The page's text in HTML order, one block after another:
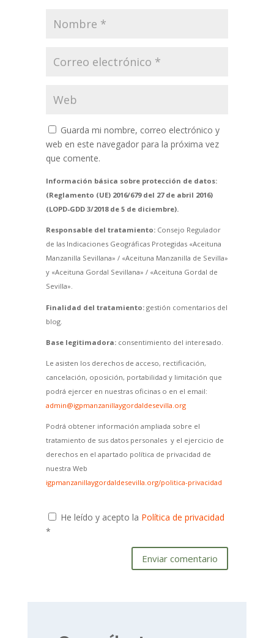
Guarda mi nombre, correo electrónico y
web en este navegador para la próxima vez
que comente.
Información básica sobre protección de datos:
(Reglamento (UE) 2016/679 del 27 de abril 2016)
(LOPD-GDD 3/2018 de 5 de diciembre).
Responsable del tratamiento:Consejo Regulador
de las Indicaciones Geográficas Protegidas «Aceituna
Manzanilla Sevillana» / «Aceituna Manzanilla de Sevilla»
y «Aceituna Gordal Sevillana» / «Aceituna Gordal de
Sevilla».
Finalidad del tratamiento:gestión comentarios del
blog.
Base legitimadora:consentimiento del interesado.
Le asisten los derechos de acceso, rectificación,
cancelación, oposición, portabilidad y limitación que
podrá ejercer en nuestras oficinas o en el email:
admin@igpmanzanillaygordaldesevilla.org
Podrá obtener información ampliada sobre el
tratamiento de sus datos personales y el ejercicio de
derechos en el apartado política de privacidad de
nuestra Web
igpmanzanillaygordaldesevilla.org/politica-privacidad
He leído y acepto la Política de privacidad
*
Enviar comentario